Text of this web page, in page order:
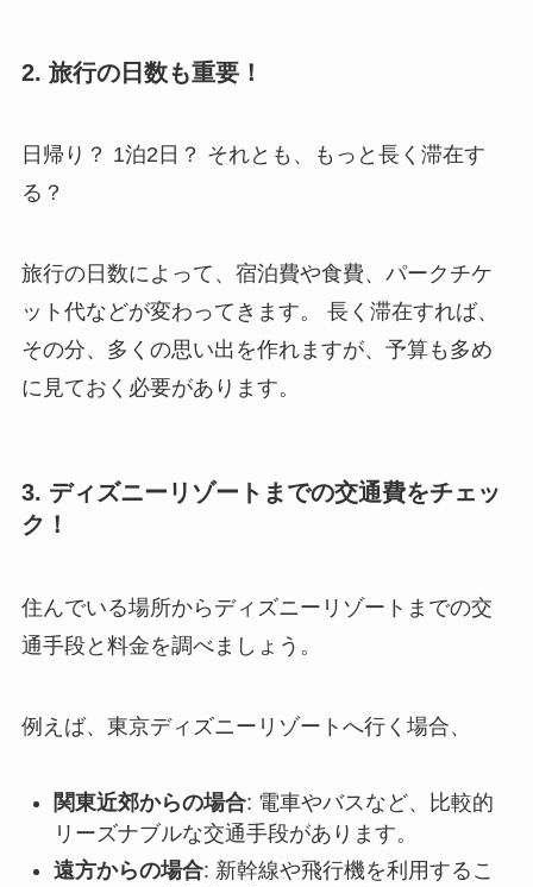
2. 旅行の日数も重要！
日帰り？ 1泊2日？ それとも、もっと長く滞在す
る？
旅行の日数によって、宿泊費や食費、パークチケ
ット代などが変わってきます。 長く滞在すれば、
その分、多くの思い出を作れますが、予算も多め
に見ておく必要があります。
3. ディズニーリゾートまでの交通費をチェッ
ク！
住んでいる場所からディズニーリゾートまでの交
通手段と料金を調べましょう。
例えば、東京ディズニーリゾートへ行く場合、
関東近郊からの場合: 電車やバスなど、比較的
リーズナブルな交通手段があります。
遠方からの場合: 新幹線や飛行機を利用するこ